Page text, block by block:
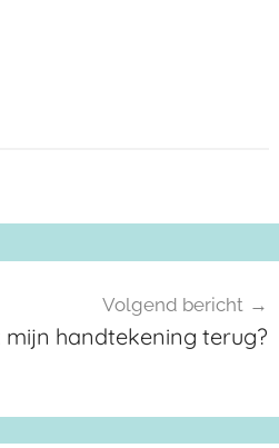
Volgend bericht
mijn handtekening terug?